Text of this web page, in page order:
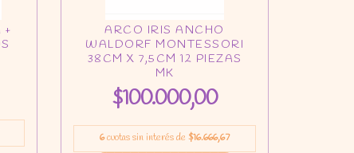
$100.000,00
6cuotas sin interés de $16.666,67